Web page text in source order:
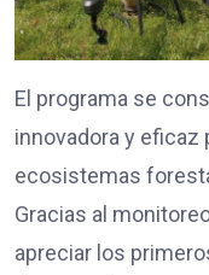
El programa se
innovadora y eficaz
ecosistemas
Gracias al
apreciar los